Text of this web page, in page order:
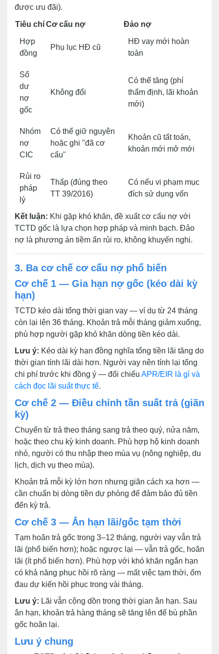
được ưu đãi).
Tiêu chíCơ cấu nợ Đảo nợ
Hợp
đồng
Phụ lục HĐ cũ
HĐ vay mới hoàn
toàn
Số
dư
nợ
gốc
Không đổi
Có thể tăng (phí
thẩm định, lãi khoản
mới)
Nhóm
nợ
CIC
Có thể giữ nguyên
hoặc ghi "đã cơ
cấu"
Khoản cũ tất toán,
khoản mới mở mới
Rủi ro
pháp
lý
Thấp (đúng theo
TT 39/2016)
Có nếu vi phạm mục
đích sử dụng vốn
Kết luận: Khi gặp khó khăn, đề xuất cơ cấu nợ với
TCTD gốc là lựa chọn hợp pháp và minh bạch. Đảo
nợ là phương án tiềm ẩn rủi ro, không khuyến nghị.
3. Ba cơ chế cơ cấu nợ phổ biến
Cơ chế 1 — Gia hạn nợ gốc (kéo dài kỳ
hạn)
TCTD kéo dài tổng thời gian vay — ví dụ từ 24 tháng
còn lại lên 36 tháng. Khoản trả mỗi tháng giảm xuống,
phù hợp người gặp khó khăn dòng tiền kéo dài.
Lưu ý: Kéo dài kỳ hạn đồng nghĩa tổng tiền lãi tăng do
thời gian tính lãi dài hơn. Người vay nên tính lại tổng
chi phí trước khi đồng ý — đối chiếu APR/EIR là gì và
cách đọc lãi suất thực tế.
Cơ chế 2 — Điều chỉnh tần suất trả (giãn
kỳ)
Chuyển từ trả theo tháng sang trả theo quý, nửa năm,
hoặc theo chu kỳ kinh doanh. Phù hợp hộ kinh doanh
nhỏ, người có thu nhập theo mùa vụ (nông nghiệp, du
lịch, dịch vụ theo mùa).
Khoản trả mỗi kỳ lớn hơn nhưng giãn cách xa hơn —
cần chuẩn bị dòng tiền dự phòng để đảm bảo đủ tiền
đến kỳ trả.
Cơ chế 3 — Ân hạn lãi/gốc tạm thời
Tạm hoãn trả gốc trong 3–12 tháng, người vay vẫn trả
lãi (phổ biến hơn); hoặc ngược lại — vẫn trả gốc, hoãn
lãi (ít phổ biến hơn). Phù hợp với khó khăn ngắn hạn
có khả năng phục hồi rõ ràng — mất việc tạm thời, ốm
đau dự kiến hồi phục trong vài tháng.
Lưu ý: Lãi vẫn cộng dồn trong thời gian ân hạn. Sau
ân hạn, khoản trả hàng tháng sẽ tăng lên để bù phần
gốc hoãn lại.
Lưu ý chung